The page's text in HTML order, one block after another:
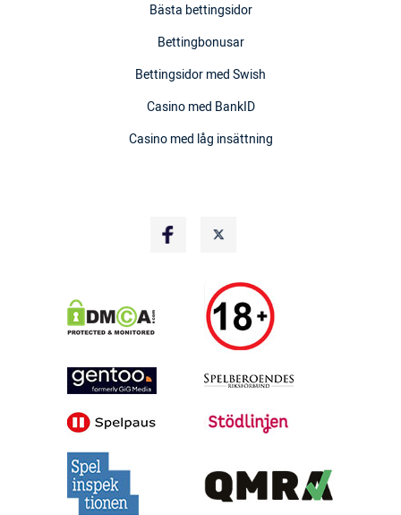
Bästa bettingsidor
Bettingbonusar
Bettingsidor med Swish
Casino med BankID
Casino med låg insättning